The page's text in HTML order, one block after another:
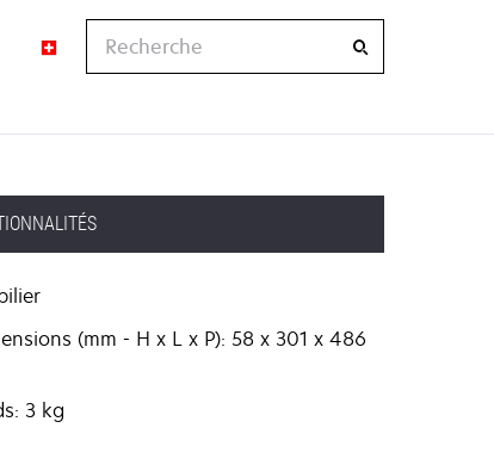
Recherche
(mm - H x L x P): 58 x 301 x 486
3 kg